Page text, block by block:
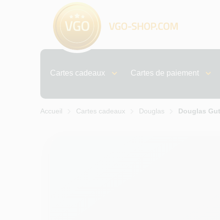
Cartes cadeaux Cartes de paiement
Accueil Cartes cadeaux Douglas Douglas